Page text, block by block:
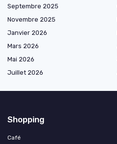
Septembre 2025
Novembre 2025
Janvier 2026
Mars 2026
Mai 2026
Juillet 2026
Shopping
Café